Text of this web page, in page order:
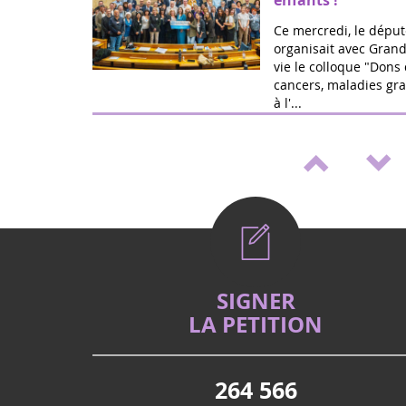
Ce mercredi, le
organisait avec
vie le colloque
cancers, maladies
à l'...
Mai 2026
de loi de Marie
vie et la fédération
proposition de loi
Vote (2è lecture)
cancers et
La proposition de loi
déjà fait un aller/
familles d'enfants
SIGNER
LA PETITION
264 566